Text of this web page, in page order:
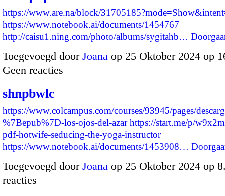
https://www.are.na/block/
https://www.notebook.ai/documents/1454767
http://caisu1.ning.com/photo/albums/sygitahb…
Toegevoegd door Joana op 25 Oktober 2024 op
Geen reacties
shnpbwlc
https://www.colcampus.com/courses/93945/pages/
%7Bepub%7D-los-ojos-del-azar https://start.me/p/
pdf-hotwife-seducing-the-yoga-instructor
https://www.notebook.ai/documents/1453908…
Toegevoegd door Joana op 25 Oktober 2024 op
reacties